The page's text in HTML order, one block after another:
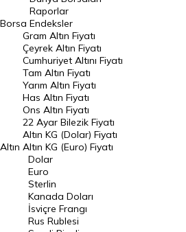
Dünya Borsaları
Raporlar
Endeksler
DÖVİZ
Döviz Kuru
Dolar Kuru
Euro Kuru
Pound Kuru
Frank Kuru
Riyal Kuru
Borsa
Raporlar
Endeksler
Altın
Gram Altın Fiyatı
Çeyrek Altın Fiyatı
Cumhuriyet Altını Fiyatı
Tam Altın Fiyatı
Yarım Altın Fiyatı
Has Altın Fiyatı
Ons Altın Fiyatı
22 Ayar Bilezik Fiyatı
Altın KG (Dolar) Fiyatı
Altın KG (Euro) Fiyatı
Dolar
Euro
Sterlin
Kanada Doları
İsviçre Frangı
Rus Rublesi